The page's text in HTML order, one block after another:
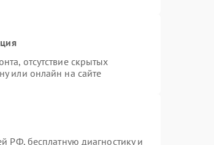
отсутствие скрытых
или онлайн на сайте
РФ, бесплатную диагностику и